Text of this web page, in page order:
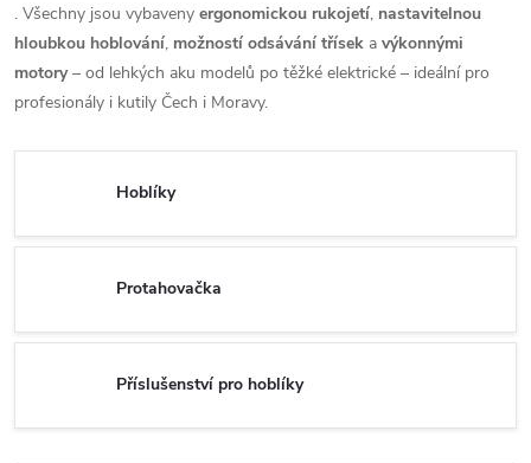
. Všechny jsou vybaveny ergonomickou rukojetí, nastavitelnou
hloubkou hoblování, možností odsávání třísek a výkonnými
motory– od lehkých aku modelů po těžké elektrické – ideální pro
profesionály i kutily Čech i Moravy.
Hoblíky
Protahovačka
Příslušenství pro hoblíky